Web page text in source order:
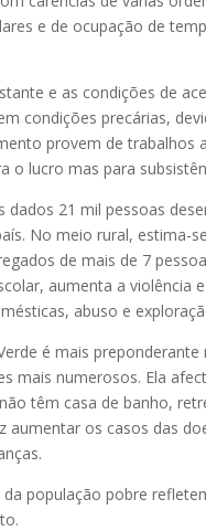
e de ocupação de
e as condições de
condições precárias,
provem de trabalhos
o lucro mas para
dados 21 mil pessoas
No meio rural, estima-
de mais de 7
aumenta a violência
abuso e
é mais
mais numerosos. Ela
têm casa de banho,
aumentar os casos das
da população pobre